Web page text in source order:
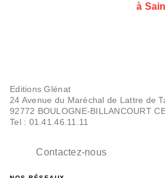
à
Editions Glénat
24 Avenue du Maréchal de Lattre de
92772 BOULOGNE-BILLANCOURT
Tel : 01.41.46.11.11
Contactez-nous